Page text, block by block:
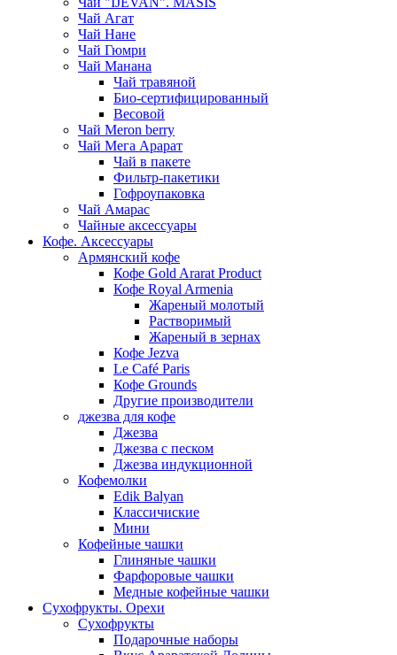
Чай Агат
Чай Нане
Чай Гюмри
Чай Манана
Чай травяной
Био-сертифицированный
Весовой
Чай Meron berry
Чай Мега Арарат
Чай в пакете
Фильтр-пакетики
Гофроупаковка
Чай Амарас
Чайные аксессуары
Кофе. Аксессуары
Армянский кофе
Кофе Gold Ararat Product
Кофе Royal Armenia
Жареный молотый
Растворимый
Жареный в зернах
Кофе Jezva
Le Café Paris
Кофе Grounds
Другие производители
джезва для кофе
Джезва
Джезва с песком
Джезва индукционной
Кофемолки
Edik Balyan
Классичиские
Мини
Кофейные чашки
Глиняные чашки
Фарфоровые чашки
Медные кофейные чашки
Сухофрукты. Орехи
Сухофрукты
Подарочные наборы